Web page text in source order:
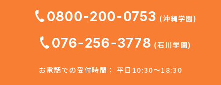
0800-200-0753 (沖縄学園)
076-256-3778 (石川学園)
お電話での受付時間： 平日10:30～18:30